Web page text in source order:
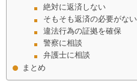
絶対に返済しない
そもそも返済の必要がない
違法行為の証拠を確保
警察に相談
弁護士に相談
まとめ